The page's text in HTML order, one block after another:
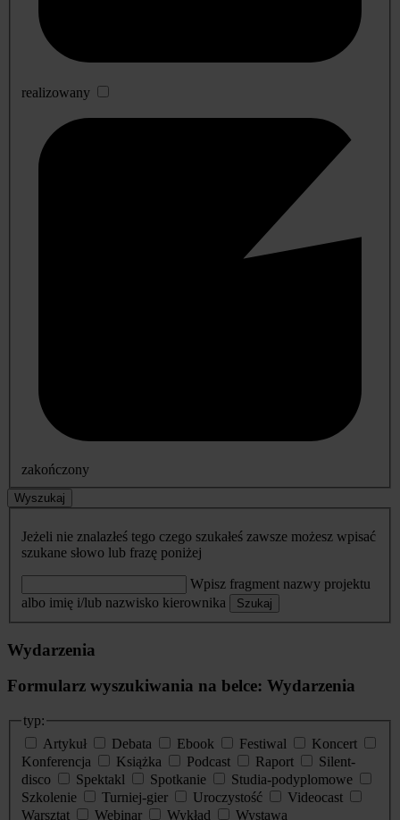
realizowany
zakończony
Wyszukaj
Jeżeli nie znalazłeś tego czego szukałeś zawsze możesz wpisać
szukane słowo lub frazę poniżej
Wpisz fragment nazwy projektu
albo imię i/lub nazwisko kierownika
Szukaj
Wydarzenia
Formularz wyszukiwania na belce: Wydarzenia
typ:
Artykuł
Debata Ebook Festiwal
Koncert
Konferencja
Książka Podcast Raport
Silent-
disco
Spektakl Spotkanie
Studia-podyplomowe
Szkolenie
Turniej-gier Uroczystość
Videocast
Warsztat
Webinar Wykład
Wystawa